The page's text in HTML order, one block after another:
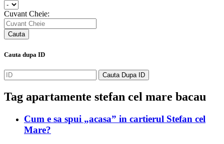
Cuvant Cheie:
Cauta dupa ID
Tag apartamente stefan cel mare bacau
Cum e sa spui „acasa” in cartierul Stefan cel
Mare?